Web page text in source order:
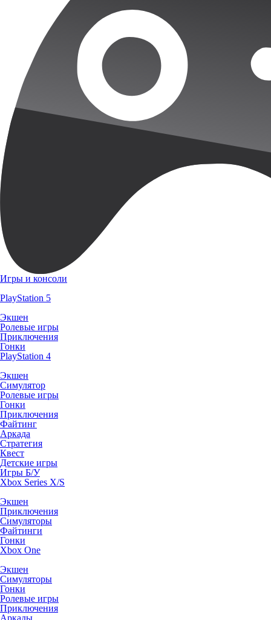
Игры и консоли
PlayStation 5
Экшен
Ролевые игры
Приключения
Гонки
PlayStation 4
Экшен
Симулятор
Ролевые игры
Гонки
Приключения
Файтинг
Аркада
Стратегия
Квест
Детские игры
Игры Б/У
Xbox Series X/S
Экшен
Приключения
Симуляторы
Файтинги
Гонки
Xbox One
Экшен
Симуляторы
Гонки
Ролевые игры
Приключения
Аркады